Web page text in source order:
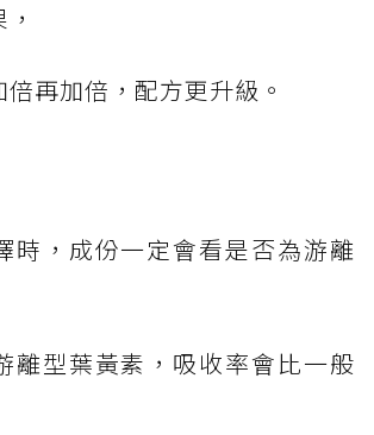
再加倍，配方更升級。
時，成份一定會看是否為游離
離型葉黃素，吸收率會比一般